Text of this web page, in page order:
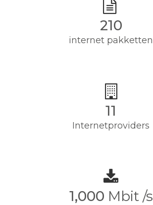
210
internet pakketten
11
Internetproviders
1,000 Mbit /s